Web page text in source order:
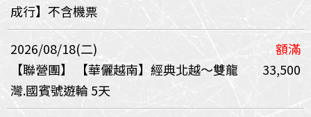
成行】不含機票
2026/08/18(二)
額滿
【聯營團】
【華儷越南】經典北越～雙龍
灣.國賓號遊輪 5天
33,500